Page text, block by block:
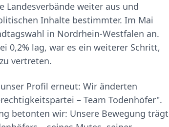
Landesverbände weiter aus und
Inhalte bestimmter. Im Mai
in Nordrhein-Westfalen an.
0,2% lag, war es ein weiterer Schritt,
vertreten.
Profil erneut: Wir änderten
– Team Todenhöfer".
betonten wir: Unsere Bewegung trägt